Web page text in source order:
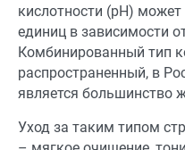
кислотности (рН)
единиц в зависимости
Комбинированный тип
распространенный, в
является большинство
Уход за таким типом